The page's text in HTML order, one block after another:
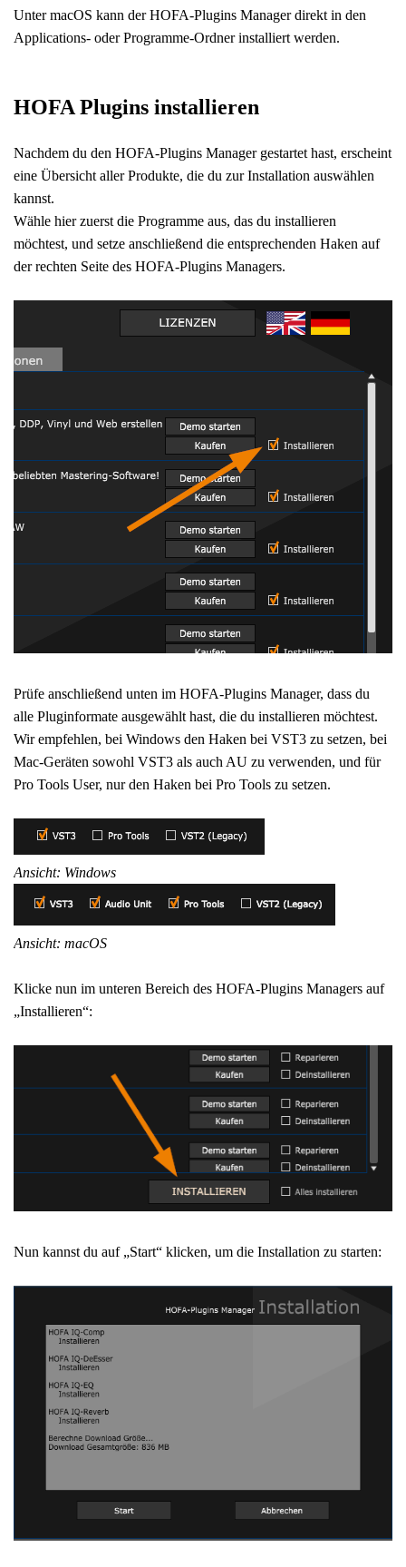
Unter macOS kann der HOFA-Plugins Manager direkt in den
Applications- oder Programme-Ordner installiert werden.
HOFA Plugins installieren
Nachdem du den HOFA-Plugins Manager gestartet hast, erscheint
eine Übersicht aller Produkte, die du zur Installation auswählen
kannst.
Wähle hier zuerst die Programme aus, das du installieren
möchtest, und setze anschließend die entsprechenden Haken auf
der rechten Seite des HOFA-Plugins Managers.
Prüfe anschließend unten im HOFA-Plugins Manager, dass du
alle Pluginformate ausgewählt hast, die du installieren möchtest.
Wir empfehlen, bei Windows den Haken bei VST3 zu setzen, bei
Mac-Geräten sowohl VST3 als auch AU zu verwenden, und für
Pro Tools User, nur den Haken bei Pro Tools zu setzen.
Ansicht: Windows
Ansicht: macOS
Klicke nun im unteren Bereich des HOFA-Plugins Managers auf
„Installieren“:
Nun kannst du auf „Start“ klicken, um die Installation zu starten: